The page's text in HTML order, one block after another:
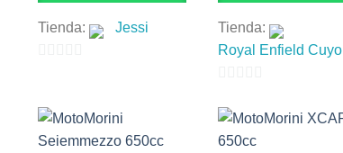
Tienda: Jessi
5
Tienda:
Royal Enfield Cuyo
de
5